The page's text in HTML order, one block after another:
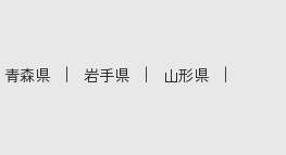
青森県 ｜ 岩手県 ｜ 山形県 ｜